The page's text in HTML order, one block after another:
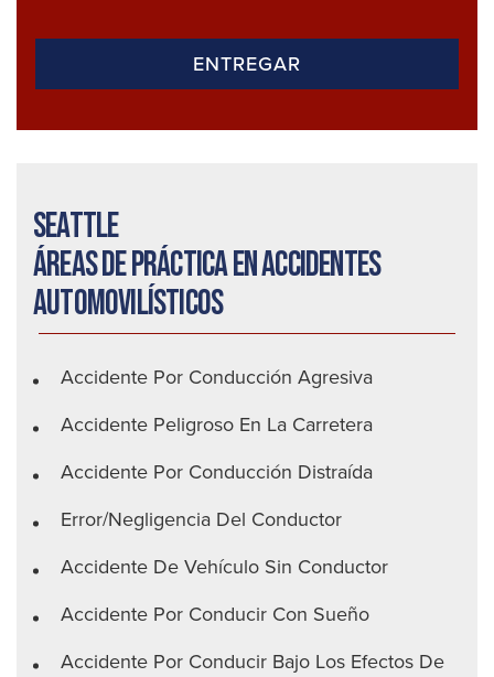
Seattle
Áreas de práctica en accidentes
automovilísticos
Accidente Por Conducción Agresiva
Accidente Peligroso En La Carretera
Accidente Por Conducción Distraída
Error/negligencia Del Conductor
Accidente De Vehículo Sin Conductor
Accidente Por Conducir Con Sueño
Accidente Por Conducir Bajo Los Efectos De